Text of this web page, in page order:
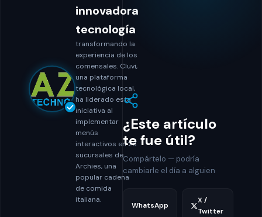
innovadora
tecnología
transformando la
experiencia de los
comensales. Cluvi,
una plataforma
tecnológica local,
ha liderado esta
iniciativa al
implementar
menús
interactivos en 28
sucursales de
Archies, una
popular cadena
de comida
italiana.
¿Este artículo
te fue útil?
Compártelo — podría
cambiarle el día a alguien
WhatsApp
X /
Twitter